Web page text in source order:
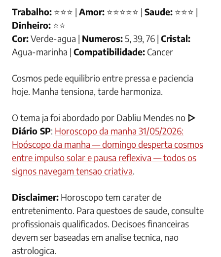
Trabalho: ⭐⭐⭐ | Amor: ⭐⭐⭐⭐⭐ | Saude: ⭐⭐⭐ |
Dinheiro: ⭐⭐
Cor:Verde-agua | Numeros:5, 39, 76 | Cristal:
Agua-marinha | Compatibilidade: Cancer
Cosmos pede equilibrio entre pressa e paciencia
hoje. Manha tensiona, tarde harmoniza.
O tema ja foi abordado por Dabliu Mendes no ▷
Diário SP: Horoscopo da manha 31/05/2026:
Hoóscopo da manha — domingo desperta cosmos
entre impulso solar e pausa reflexiva — todos os
signos navegam tensao criativa.
Disclaimer: Horoscopo tem carater de
entretenimento. Para questoes de saude, consulte
profissionais qualificados. Decisoes financeiras
devem ser baseadas em analise tecnica, nao
astrologica.